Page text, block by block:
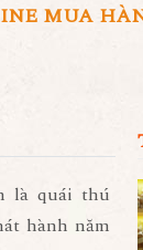
MUA
là quái thú
hành năm